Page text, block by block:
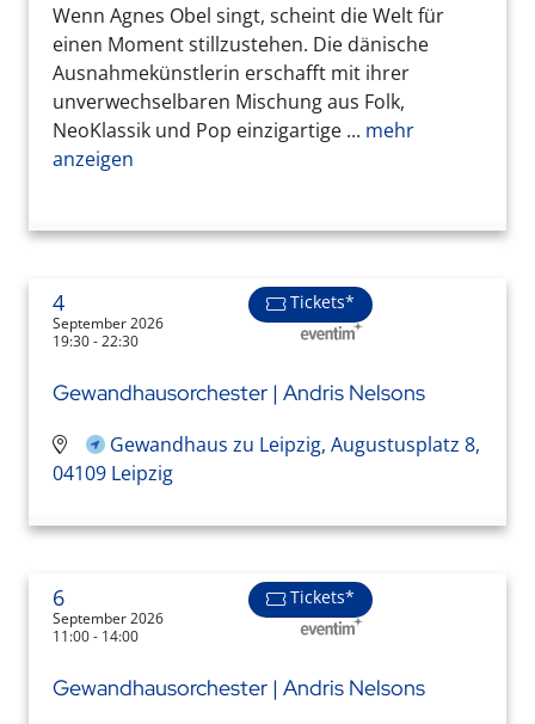
Wenn Agnes Obel singt, scheint die Welt für
einen Moment stillzustehen. Die dänische
Ausnahmekünstlerin erschafft mit ihrer
unverwechselbaren Mischung aus Folk,
NeoKlassik und Pop einzigartige ... mehr
anzeigen
4
September 2026
19:30 - 22:30
Tickets*
Gewandhausorchester | Andris Nelsons
Gewandhaus zu Leipzig, Augustusplatz 8,
04109 Leipzig
6
September 2026
11:00 - 14:00
Tickets*
Gewandhausorchester | Andris Nelsons